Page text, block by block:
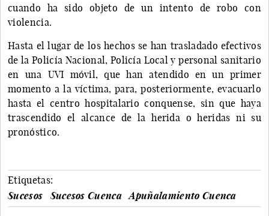
cuando ha sido objeto de un intento de robo con
violencia.
Hasta el lugar de los hechos se han trasladado efectivos
de la Policía Nacional, Policía Local y personal sanitario
en una UVI móvil, que han atendido en un primer
momento a la víctima, para, posteriormente, evacuarlo
hasta el centro hospitalario conquense, sin que haya
trascendido el alcance de la herida o heridas ni su
pronóstico.
Etiquetas:
Sucesos
Sucesos Cuenca Apuñalamiento Cuenca